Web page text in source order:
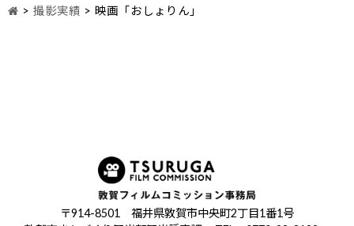
> 撮影実績 > 映画「おしょりん」
〒914-8501 福井県敦賀市中央町2丁目1番1号